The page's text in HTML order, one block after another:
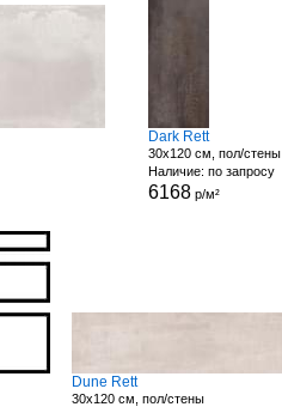
Dark Rett
30x120 см, пол/стены
Наличие: по запросу
6168 р/м²
Dune Rett
30x120 см, пол/стены